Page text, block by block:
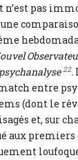
pas
22.
entre
(dont le
et, sur
aux premiers